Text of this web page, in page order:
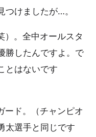
つけましたが…。
。全中オールスタ
勝したんですよ。で
とはないです
ド。（チャンピオ
太選手と同じです